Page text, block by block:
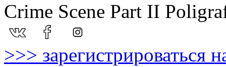
Crime Scene Part II
>>> зарегистрироваться